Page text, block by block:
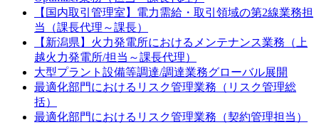
【国内取引管理室】電力需給・取引領域の第2線業務担
当（課長代理～課長）
【新潟県】火力発電所におけるメンテナンス業務（上
越火力発電所/担当～課長代理）
大型プラント設備等調達/調達業務グローバル展開
最適化部門におけるリスク管理業務（リスク管理総
括）
最適化部門におけるリスク管理業務（契約管理担当）